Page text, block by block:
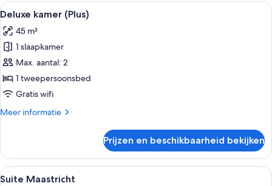
Alle
foto's
voor
Deluxe
kamer
(Plus)
laden
Een moderne hotelkamer met een
6
Deluxe kamer (Plus)
45 m²
1 slaapkamer
Max. aantal: 2
1 tweepersoonsbed
Gratis wifi
Meer informatie
Meer
kamer
(Plus)
Prijzen en beschikbaarheid bekijken
Alle
Suite Maastricht | Luxe
5
Suite Maastricht